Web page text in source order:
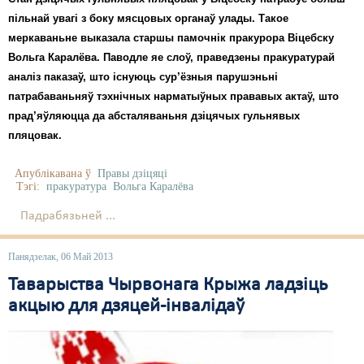
пільнай увагі з боку мясцовых органаў улады. Такое
меркаваньне выказала старшы памочнік пракурора Віцебску
Вольга Каралёва. Паводле яе слоў, праведзены пракуратурай
аналіз паказаў, што існуюць сур’ёзныя парушэньні
патрабаваньняў тэхнічных нарматыўных прававых актаў, што
прад’яўляюцца да абсталяваньня дзіцячых гульнявых
пляцовак.
Апублікавана ў Правы дзіцяці
Тэгі: пракуратура Вольга Каралёва
Падрабязьней ...
Панядзелак, 06 Май 2013
Таварыства Чырвонага Крыжа ладзіць
акцыю для дзяцей-інвалідаў